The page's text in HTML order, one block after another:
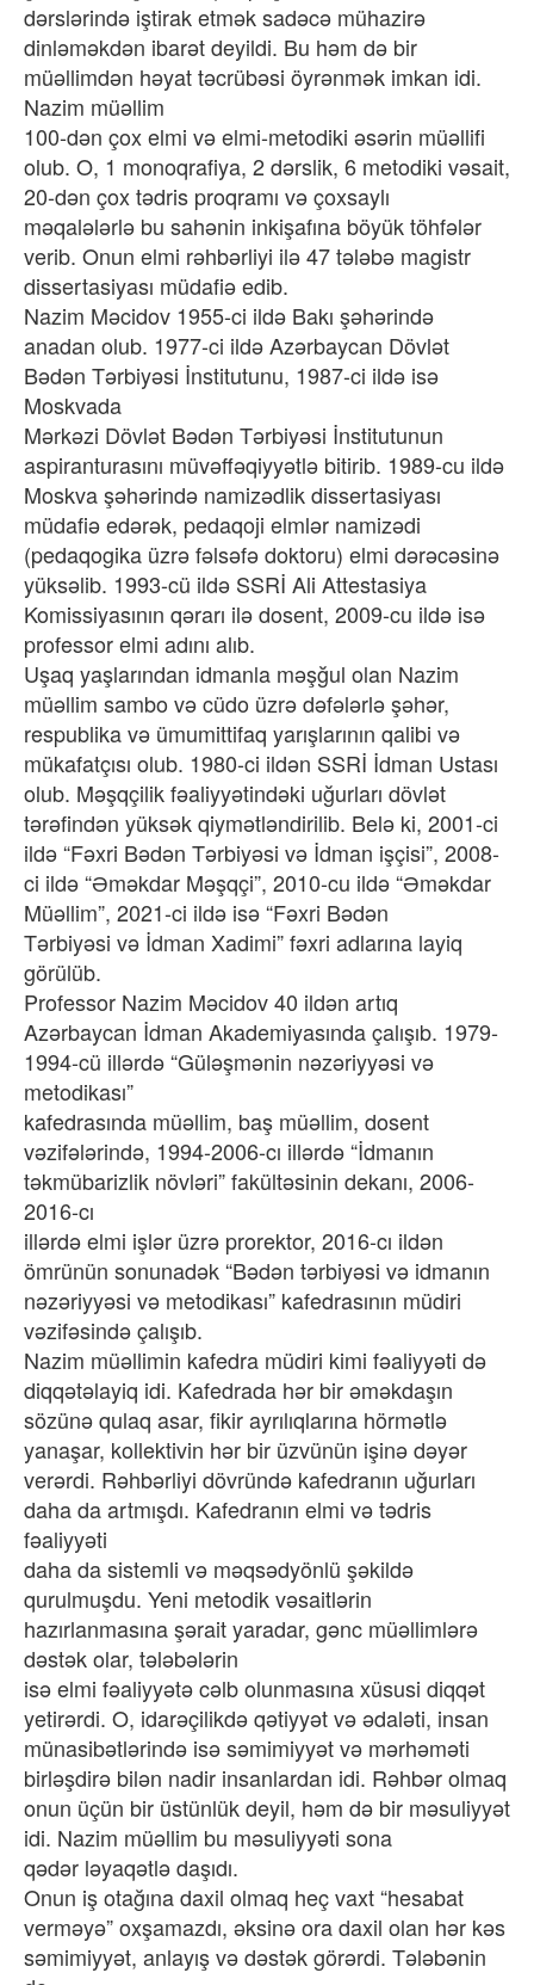
dərslərində iştirak etmək sadəcə mühazirə
dinləməkdən ibarət deyildi. Bu həm də bir
müəllimdən həyat təcrübəsi öyrənmək imkan idi.
Nazim müəllim
100-dən çox elmi və elmi-metodiki əsərin müəllifi
olub. O, 1 monoqrafiya, 2 dərslik, 6 metodiki vəsait,
20-dən çox tədris proqramı və çoxsaylı
məqalələrlə bu sahənin inkişafına böyük töhfələr
verib. Onun elmi rəhbərliyi ilə 47 tələbə magistr
dissertasiyası müdafiə edib.
Nazim Məcidov 1955-ci ildə Bakı şəhərində
anadan olub. 1977-ci ildə Azərbaycan Dövlət
Bədən Tərbiyəsi İnstitutunu, 1987-ci ildə isə
Moskvada
Mərkəzi Dövlət Bədən Tərbiyəsi İnstitutunun
aspiranturasını müvəffəqiyyətlə bitirib. 1989-cu ildə
Moskva şəhərində namizədlik dissertasiyası
müdafiə edərək, pedaqoji elmlər namizədi
(pedaqogika üzrə fəlsəfə doktoru) elmi dərəcəsinə
yüksəlib. 1993-cü ildə SSRİ Ali Attestasiya
Komissiyasının qərarı ilə dosent, 2009-cu ildə isə
professor elmi adını alıb.
Uşaq yaşlarından idmanla məşğul olan Nazim
müəllim sambo və cüdo üzrə dəfələrlə şəhər,
respublika və ümumittifaq yarışlarının qalibi və
mükafatçısı olub. 1980-ci ildən SSRİ İdman Ustası
olub. Məşqçilik fəaliyyətindəki uğurları dövlət
tərəfindən yüksək qiymətləndirilib. Belə ki, 2001-ci
ildə “Fəxri Bədən Tərbiyəsi və İdman işçisi”, 2008-
ci ildə “Əməkdar Məşqçi”, 2010-cu ildə “Əməkdar
Müəllim”, 2021-ci ildə isə “Fəxri Bədən
Tərbiyəsi və İdman Xadimi” fəxri adlarına layiq
görülüb.
Professor Nazim Məcidov 40 ildən artıq
Azərbaycan İdman Akademiyasında çalışıb. 1979-
1994-cü illərdə “Güləşmənin nəzəriyyəsi və
metodikası”
kafedrasında müəllim, baş müəllim, dosent
vəzifələrində, 1994-2006-cı illərdə “İdmanın
təkmübarizlik növləri” fakültəsinin dekanı, 2006-
2016-cı
illərdə elmi işlər üzrə prorektor, 2016-cı ildən
ömrünün sonunadək “Bədən tərbiyəsi və idmanın
nəzəriyyəsi və metodikası” kafedrasının müdiri
vəzifəsində çalışıb.
Nazim müəllimin kafedra müdiri kimi fəaliyyəti də
diqqətəlayiq idi. Kafedrada hər bir əməkdaşın
sözünə qulaq asar, fikir ayrılıqlarına hörmətlə
yanaşar, kollektivin hər bir üzvünün işinə dəyər
verərdi. Rəhbərliyi dövründə kafedranın uğurları
daha da artmışdı. Kafedranın elmi və tədris
fəaliyyəti
daha da sistemli və məqsədyönlü şəkildə
qurulmuşdu. Yeni metodik vəsaitlərin
hazırlanmasına şərait yaradar, gənc müəllimlərə
dəstək olar, tələbələrin
isə elmi fəaliyyətə cəlb olunmasına xüsusi diqqət
yetirərdi. O, idarəçilikdə qətiyyət və ədaləti, insan
münasibətlərində isə səmimiyyət və mərhəməti
birləşdirə bilən nadir insanlardan idi. Rəhbər olmaq
onun üçün bir üstünlük deyil, həm də bir məsuliyyət
idi. Nazim müəllim bu məsuliyyəti sona
qədər ləyaqətlə daşıdı.
Onun iş otağına daxil olmaq heç vaxt “hesabat
verməyə” oxşamazdı, əksinə ora daxil olan hər kəs
səmimiyyət, anlayış və dəstək görərdi. Tələbənin